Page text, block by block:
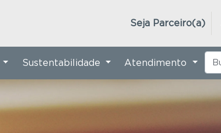
Seja Parceiro(a)
Sustentabilidade Atendimento